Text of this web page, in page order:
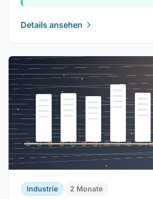
Details ansehen
Industrie 2 Monate